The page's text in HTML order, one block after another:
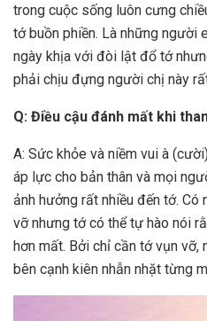
trong cuộc sống luôn cưng
tớ buồn phiền. Là những người
ngày khịa với đòi lật đổ tớ
phải chịu đựng người chị này
Q: Điều cậu đánh mất khi
A: Sức khỏe và niềm vui à
áp lực cho bản thân và mọi
ảnh hưởng rất nhiều đến tớ.
vỡ nhưng tớ có thể tự hào nói
hơn mất. Bởi chỉ cần tớ vụn
bên cạnh kiên nhẫn nhặt từng